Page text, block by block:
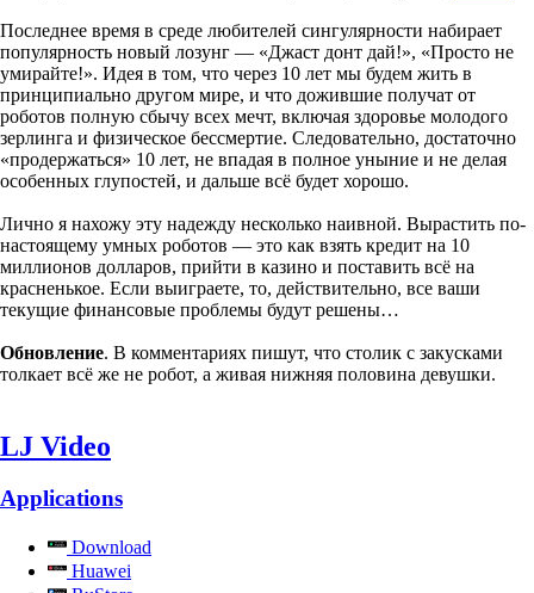
Последнее время в среде любителей сингулярности набирает
популярность новый лозунг — «Джаст донт дай!», «Просто не
умирайте!». Идея в том, что через 10 лет мы будем жить в
принципиально другом мире, и что дожившие получат от
роботов полную сбычу всех мечт, включая здоровье молодого
зерлинга и физическое бессмертие. Следовательно, достаточно
«продержаться» 10 лет, не впадая в полное уныние и не делая
особенных глупостей, и дальше всё будет хорошо.
Лично я нахожу эту надежду несколько наивной. Вырастить по-
настоящему умных роботов — это как взять кредит на 10
миллионов долларов, прийти в казино и поставить всё на
красненькое. Если выиграете, то, действительно, все ваши
текущие финансовые проблемы будут решены…
Обновление. В комментариях пишут, что столик с закусками
толкает всё же не робот, а живая нижняя половина девушки.
LJ Video
Applications
Download
Huawei